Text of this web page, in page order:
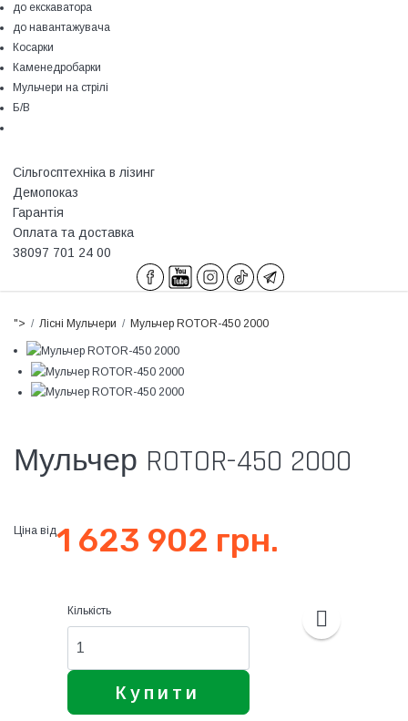
до екскаватора
до навантажувача
Косарки
Каменедробарки
Мульчери на стрілі
Б/В
Сільгосптехніка в лізинг
Демопоказ
Гарантія
Оплата та доставка
38097 701 24 00
"> Лісні Мульчери Мульчер ROTOR-450 2000
Мульчер ROTOR-450 2000
Ціна від1 623 902 грн.
Кількість
Купити